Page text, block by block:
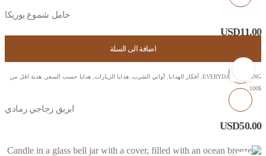
حامل شموع يوريكا
USD11.00
اضافة الى السلة
EVERYDAY HOSTING
, أفكار الهدايا أواني الشرب ,هدايا الزيارات ,هدايا حسب السعر ,هدية اقل من
$100
ابريق زجاجي رمادي
USD50.00